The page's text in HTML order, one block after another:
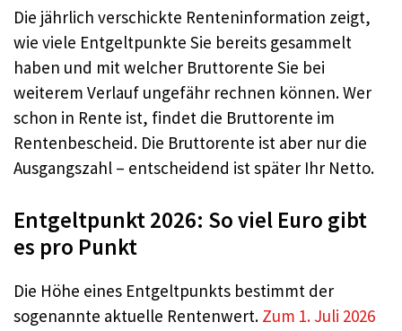
Die jährlich verschickte Renteninformation zeigt,
wie viele Entgeltpunkte Sie bereits gesammelt
haben und mit welcher Bruttorente Sie bei
weiterem Verlauf ungefähr rechnen können. Wer
schon in Rente ist, findet die Bruttorente im
Rentenbescheid. Die Bruttorente ist aber nur die
Ausgangszahl – entscheidend ist später Ihr Netto.
Entgeltpunkt 2026: So viel Euro gibt
es pro Punkt
Die Höhe eines Entgeltpunkts bestimmt der
sogenannte aktuelle Rentenwert. Zum 1. Juli 2026